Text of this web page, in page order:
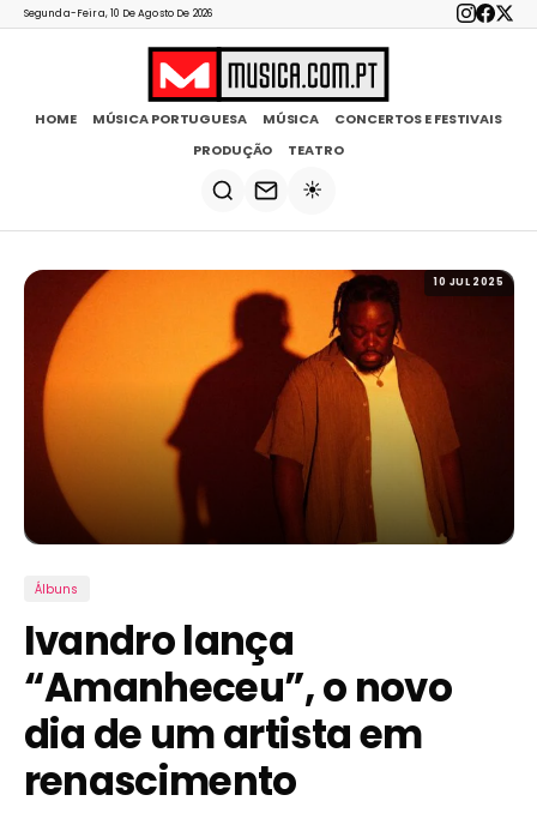
Segunda-Feira, 10 De Agosto De 2026
HOME MÚSICA PORTUGUESA MÚSICA
CONCERTOS E FESTIVAIS
PRODUÇÃO
TEATRO
☀️
10 JUL 2025
Álbuns
Ivandro lança
“Amanheceu”, o novo
dia de um artista em
renascimento